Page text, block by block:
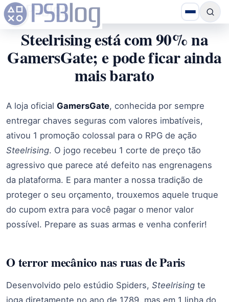
Steelrising está com 90% na
GamersGate; e pode ficar ainda
mais barato
A loja oficial GamersGate, conhecida por sempre
entregar chaves seguras com valores imbatíveis,
ativou 1 promoção colossal para o RPG de ação
Steelrising. O jogo recebeu 1 corte de preço tão
agressivo que parece até defeito nas engrenagens
da plataforma. E para manter a nossa tradição de
proteger o seu orçamento, trouxemos aquele truque
do cupom extra para você pagar o menor valor
possível. Prepare as suas armas e venha conferir!
O terror mecânico nas ruas de Paris
Desenvolvido pelo estúdio Spiders, Steelrising te
joga diretamente no ano de 1789, mas em 1 linha do